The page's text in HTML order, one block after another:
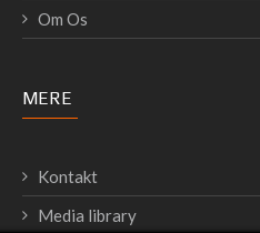
Om Os
MERE
Kontakt
Media library